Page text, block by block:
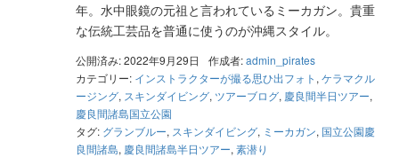
年。水中眼鏡の元祖と言われているミーカガン。貴重
な伝統工芸品を普通に使うのが沖縄スタイル。
公開済み: 2022年9月29日 作成者:admin_pirates
カテゴリー: インストラクターが撮る思ひ出フォト , ケラマクル
ージング, スキンダイビング, ツアーブログ, 慶良間半日ツアー,
慶良間諸島国立公園
タグ: グランブルー, スキンダイビング, ミーカガン, 国立公園慶
良間諸島, 慶良間諸島半日ツアー, 素潜り